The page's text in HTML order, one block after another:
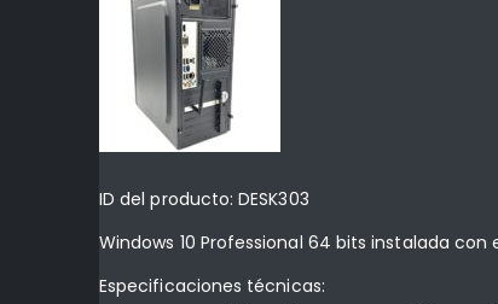
ID del producto: DESK303
Windows 10 Professional 64 bits instalada
Especificaciones técnicas: